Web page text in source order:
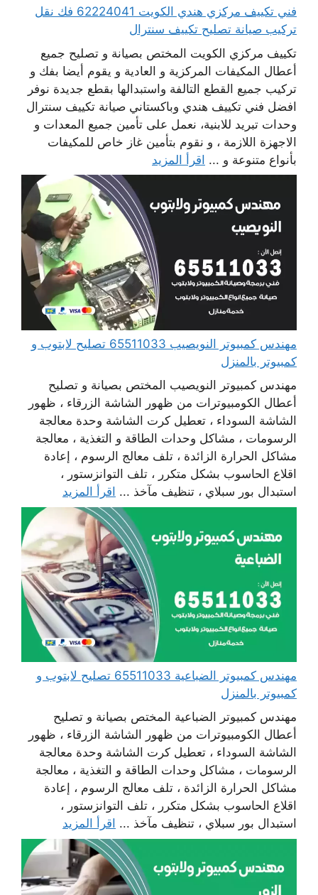
فني تكييف مركزي هندي الكويت 62224041 فك نقل
تركيب صيانة تصليح تكييف سنترال
تكييف مركزي الكويت المختص بصيانة و تصليح جميع
أعطال المكيفات المركزية و العادية و يقوم أيضا بفك و
تركيب جميع القطع التالفة واستبدالها بقطع جديدة نوفر
افضل فني تكييف هندي وباكستاني صيانة تكييف سنترال
وحدات تبريد للابنية، نعمل على تأمين جميع المعدات و
الاجهزة اللازمة ، و نقوم بتأمين غاز خاص للمكيفات
بأنواع متنوعة و ... اقرأ المزيد
مهندس كمبيوتر النويصيب 65511033 تصليح لابتوب و
كمبيوتر بالمنزل
مهندس كمبيوتر النويصيب المختص بصيانة و تصليح
أعطال الكومبيوترات من ظهور الشاشة الزرقاء ، ظهور
الشاشة السوداء ، تعطيل كرت الشاشة وحدة معالجة
الرسومات ، مشاكل وحدات الطاقة و التغذية ، معالجة
مشاكل الحرارة الزائدة ، تلف معالج الرسوم ، إعادة
اقلاع الحاسوب بشكل متكرر ، تلف التوانزستور ،
استبدال بور سبلاي ، تنظيف مآخذ ... اقرأ المزيد
مهندس كمبيوتر الضباعية 65511033 تصليح لابتوب و
كمبيوتر بالمنزل
مهندس كمبيوتر الضباعية المختص بصيانة و تصليح
أعطال الكومبيوترات من ظهور الشاشة الزرقاء ، ظهور
الشاشة السوداء ، تعطيل كرت الشاشة وحدة معالجة
الرسومات ، مشاكل وحدات الطاقة و التغذية ، معالجة
مشاكل الحرارة الزائدة ، تلف معالج الرسوم ، إعادة
اقلاع الحاسوب بشكل متكرر ، تلف التوانزستور ،
استبدال بور سبلاي ، تنظيف مآخذ ... اقرأ المزيد